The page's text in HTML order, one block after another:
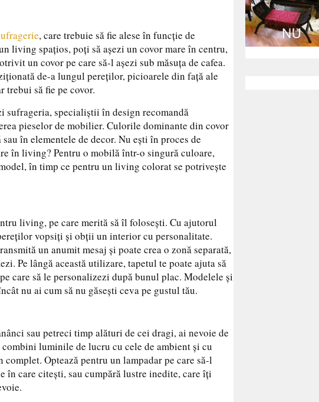
, care trebuie să fie alese în funcție de
living spațios, poți să așezi un covor mare în centru,
un covor pe care să-l așezi sub măsuța de cafea.
de-a lungul pereților, picioarele din față ale
trebui să fie pe covor.
sufrageria, specialiștii în design recomandă
pieselor de mobilier. Culorile dominante din covor
în elementele de decor. Nu ești în proces de
în living? Pentru o mobilă într-o singură culoare,
în timp ce pentru un living colorat se potrivește
living, pe care merită să îl folosești. Cu ajutorul
vopsiți și obții un interior cu personalitate.
un anumit mesaj și poate crea o zonă separată,
Pe lângă această utilizare, tapetul te poate ajuta să
care să le personalizezi după bunul plac. Modelele și
nu ai cum să nu găsești ceva pe gustul tău.
sau petreci timp alături de cei dragi, ai nevoie de
luminile de lucru cu cele de ambient și cu
Optează pentru un lampadar pe care să-l
în care citești, sau cumpără lustre inedite, care îți